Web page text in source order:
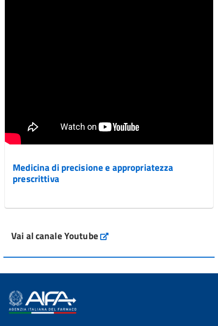
Medicina di precisione e appropriatezza
prescrittiva
Vai al canale Youtube